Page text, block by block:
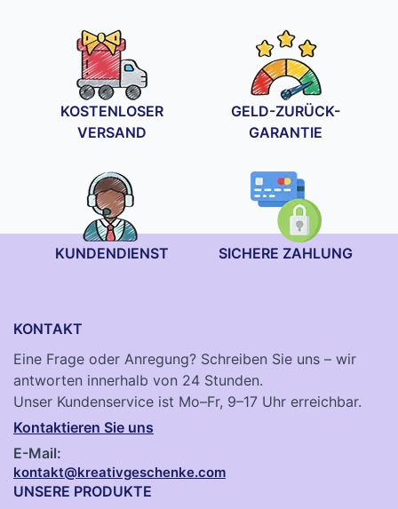
KOSTENLOSER
VERSAND
GELD-ZURÜCK-
GARANTIE
KUNDENDIENST SICHERE ZAHLUNG
KONTAKT
Eine Frage oder Anregung? Schreiben Sie uns – wir
antworten innerhalb von 24 Stunden.
Unser Kundenservice ist Mo–Fr, 9–17 Uhr erreichbar.
Kontaktieren Sie uns
E-Mail:
kontakt@kreativgeschenke.com
UNSERE PRODUKTE